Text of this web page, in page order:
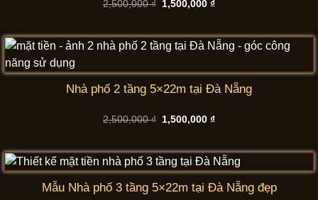
2,500,000₫
Giá
1,500,000₫Giá
1,500,000 ₫.
Nhà phố 2 tầng 5×22m tại Đà Nẵng
2,500,000₫
Giá
1,500,000₫Giá
1,500,000 ₫.
Mẫu Nhà phố 3 tầng 5×22m tại Đà Nẵng đẹp